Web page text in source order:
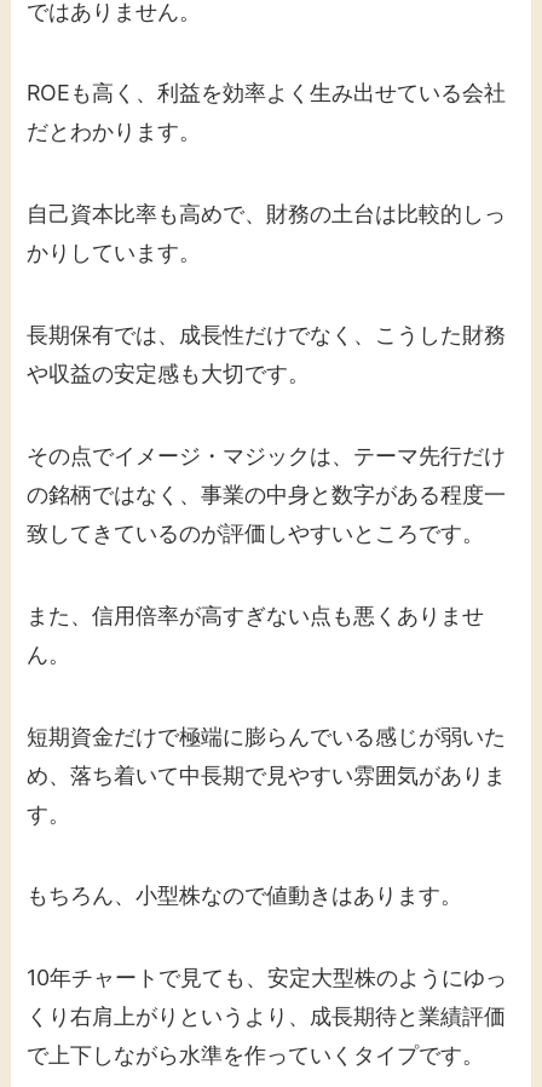
ではありません。
ROEも高く、利益を効率よく生み出せている会社
だとわかります。
自己資本比率も高めで、財務の土台は比較的しっ
かりしています。
長期保有では、成長性だけでなく、こうした財務
や収益の安定感も大切です。
その点でイメージ・マジックは、テーマ先行だけ
の銘柄ではなく、事業の中身と数字がある程度一
致してきているのが評価しやすいところです。
また、信用倍率が高すぎない点も悪くありませ
ん。
短期資金だけで極端に膨らんでいる感じが弱いた
め、落ち着いて中長期で見やすい雰囲気がありま
す。
もちろん、小型株なので値動きはあります。
10年チャートで見ても、安定大型株のようにゆっ
くり右肩上がりというより、成長期待と業績評価
で上下しながら水準を作っていくタイプです。